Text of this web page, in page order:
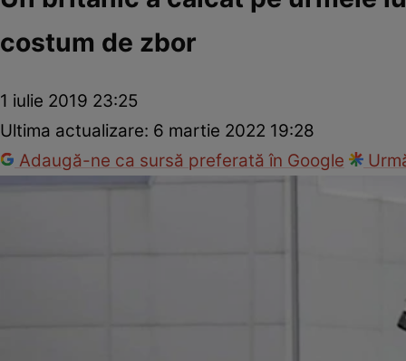
costum de zbor
1 iulie 2019 23:25
Ultima actualizare: 6 martie 2022 19:28
Adaugă-ne ca sursă preferată în Google